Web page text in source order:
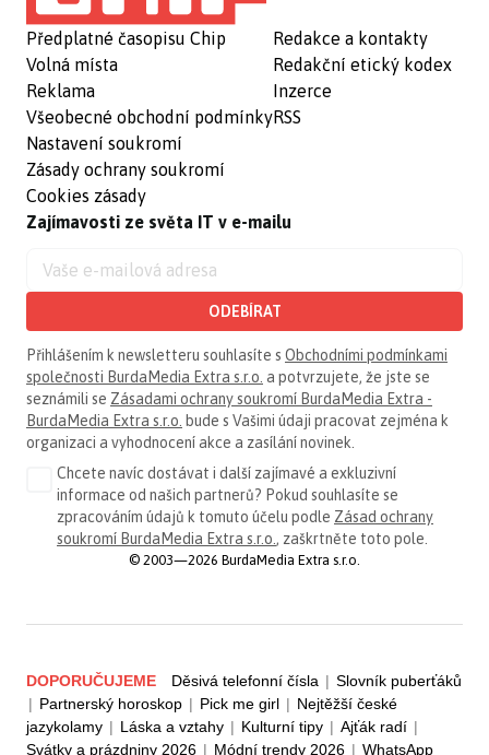
Předplatné časopisu Chip
Volná místa
Reklama
Všeobecné obchodní podmínky
Nastavení soukromí
Zásady ochrany soukromí
Cookies zásady
Redakce a kontakty
Redakční etický kodex
Inzerce
RSS
Zajímavosti ze světa IT v e-mailu
ODEBÍRAT
Přihlášením k newsletteru souhlasíte s Obchodními podmínkami
společnosti BurdaMedia Extra s.r.o. a potvrzujete, že jste se
seznámili se Zásadami ochrany soukromí BurdaMedia Extra -
BurdaMedia Extra s.r.o. bude s Vašimi údaji pracovat zejména k
organizaci a vyhodnocení akce a zasílání novinek.
Chcete navíc dostávat i další zajímavé a exkluzivní
informace od našich partnerů? Pokud souhlasíte se
zpracováním údajů k tomuto účelu podle Zásad ochrany
soukromí BurdaMedia Extra s.r.o., zaškrtněte toto pole.
© 2003—2026 BurdaMedia Extra s.r.o.
DOPORUČUJEME Děsivá telefonní čísla | Slovník puberťáků
| Partnerský horoskop | Pick me girl | Nejtěžší české
jazykolamy | Láska a vztahy | Kulturní tipy | Ajťák radí |
Svátky a prázdniny 2026 | Módní trendy 2026 | WhatsApp